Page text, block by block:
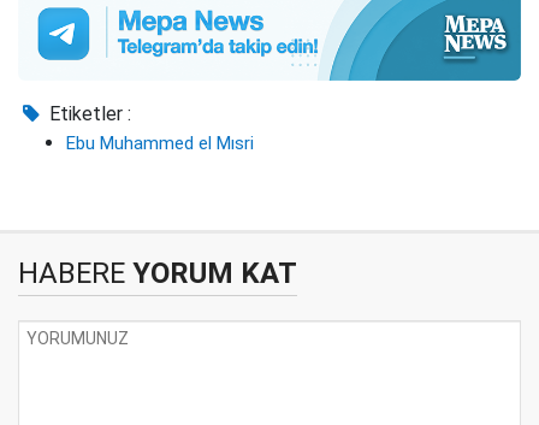
Etiketler :
Ebu Muhammed el Mısri
HABERE YORUM KAT